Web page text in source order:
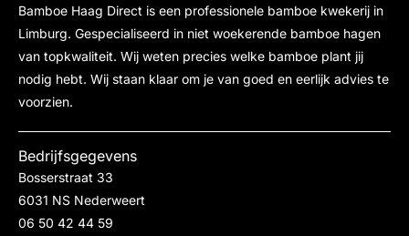
Bamboe Haag Direct is een professionele bamboe kwekerij in
Limburg. Gespecialiseerd in niet woekerende bamboe hagen
van topkwaliteit. Wij weten precies welke bamboe plant jij
nodig hebt. Wij staan klaar om je van goed en eerlijk advies te
voorzien.
Bedrijfsgegevens
Bosserstraat 33
6031 NS Nederweert
06 50 42 44 59